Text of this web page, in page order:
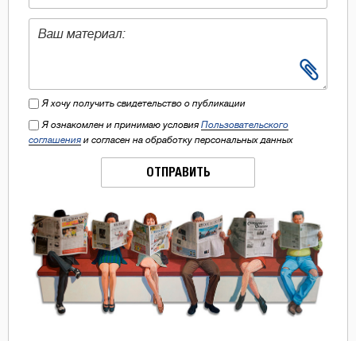
Я хочу получить свидетельство о публикации
Я ознакомлен и принимаю условия Пользовательского
соглашения и согласен на обработку персональных данных
ОТПРАВИТЬ